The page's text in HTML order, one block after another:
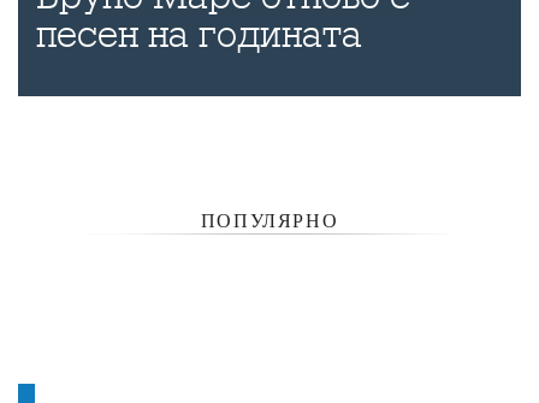
песен на годината
ПОПУЛЯРНО